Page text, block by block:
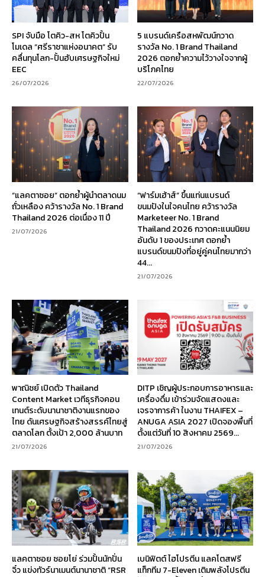
SPI จับมือ โตคิว-สห โตคิวปั้น
โมเดล “ศรีราชาแห่งอนาคต” รับ
คลื่นทุนโลก-ปั้นฮับเศรษฐกิจใหม่
EEC
26/07/2026
5 แบรนด์เครือสหพัฒน์กวาด
รางวัล No. 1 Brand Thailand
2026 ตอกย้ำความไว้วางใจจากผู้
บริโภคไทย
22/07/2026
“แลคตาซอย” ตอกย้ำผู้นำตลาดนม
ถั่วเหลือง คว้ารางวัล No. 1 Brand
Thailand 2026 ต่อเนื่อง 11 ปี
21/07/2026
“ฟาร์มเฮ้าส์” ขึ้นแท่นแบรนด์
ขนมปังในใจคนไทย คว้ารางวัล
Marketeer No. 1 Brand
Thailand 2026 กวาดคะแนนนิยม
อันดับ 1 ของประเทศ ตอกย้ำ
แบรนด์ขนมปังที่อยู่คู่คนไทยมากว่า
44...
21/07/2026
พาณิชย์ เปิดตัว Thailand
Content Market เวทีธุรกิจคอน
เทนต์ระดับนานาชาติงานแรกของ
ไทย ดันเศรษฐกิจสร้างสรรค์ไทยสู่
ตลาดโลก ตั้งเป้า 2,000 ล้านบาท
21/07/2026
DITP เชิญผู้ประกอบการอาหารและ
เครื่องดื่ม เข้าร่วมจัดแสดงและ
เจรจาการค้า ในงาน THAIFEX –
ANUGA ASIA 2027 เปิดจองพื้นที่
ตั้งแต่วันที่ 10 สิงหาคม 2569...
21/07/2026
แลคตาซอย ซอยโย่ ร่วมปั้นนักปั่น
จิ๋ว แข่งทัวร์นาเมนต์นานาชาติ “RSR
เบนิฟิตต์ ไฮโปรตีน แลคโตสฟรี
แท็กทีม 7-Eleven เติมพลังโปรตีน